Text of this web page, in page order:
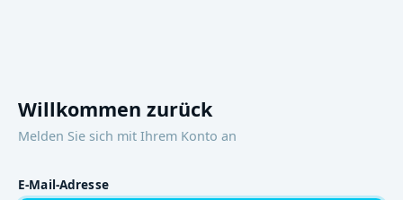
Willkommen zurück
Melden Sie sich mit Ihrem Konto an
E-Mail-Adresse